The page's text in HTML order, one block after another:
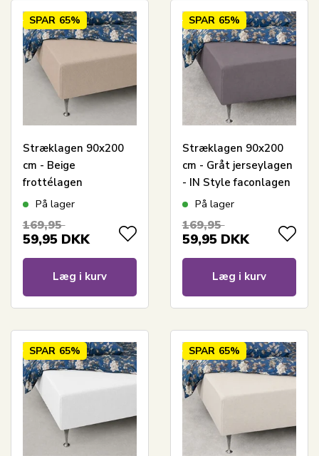
SPAR 65%
Stræklagen 90x200
cm - Beige
frottélagen
På lager
169,95
59,95 DKK
Læg i kurv
SPAR 65%
Stræklagen 90x200
cm - Gråt jerseylagen
- IN Style faconlagen
På lager
169,95
59,95 DKK
Læg i kurv
SPAR 65% SPAR 65%